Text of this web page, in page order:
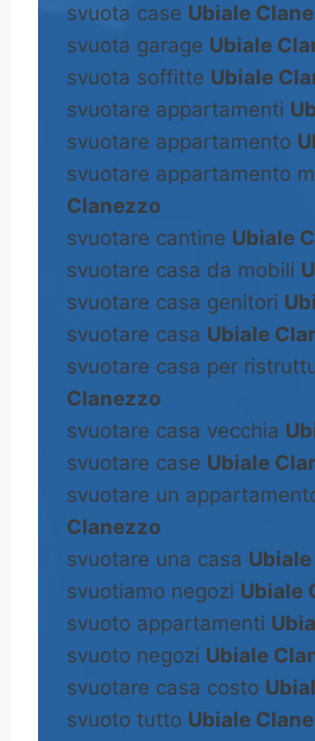
svuota case Ubiale
svuota garage Ubiale
svuota soffitte Ubiale
svuotare appartamenti
svuotare appartamento
svuotare appartamento
Clanezzo
svuotare cantine Ubiale
svuotare casa da mobili
svuotare casa genitori
svuotare casa Ubiale
svuotare casa per
Clanezzo
svuotare casa vecchia
svuotare case Ubiale
svuotare un
Clanezzo
svuotare una casa
svuotiamo negozi Ubiale
svuoto appartamenti
svuoto negozi Ubiale
svuotare casa costo
svuoto tutto Ubiale